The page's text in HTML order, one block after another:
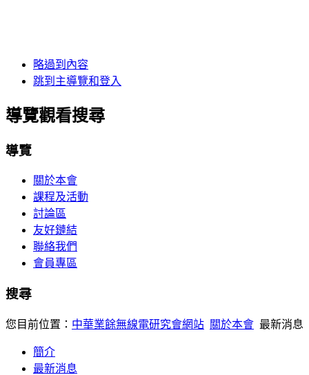
略過到內容
跳到主導覽和登入
導覽觀看搜尋
導覽
關於本會
課程及活動
討論區
友好鏈結
聯絡我們
會員專區
搜尋
您目前位置： 中華業餘無線電研究會網站 關於本會 最新消息
簡介
最新消息